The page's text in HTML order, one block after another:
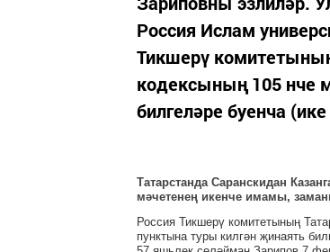
Россия Ислам
Тикшерү
кодексының 105 нче
билгеләре буенча
Татарстанда Саранскидан
мәчетенең икенче имамы,
Россия Тикшерү комитетының
пунктына туры килгән җинаять